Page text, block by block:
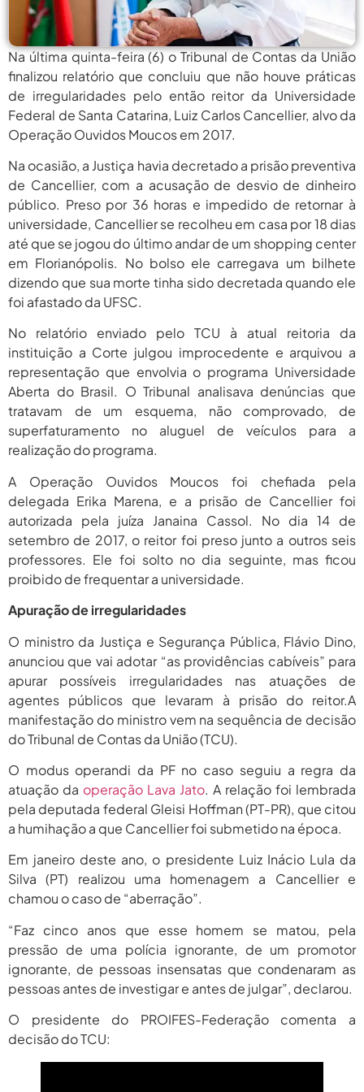
PROIFES Celebra Os 58 Anos Da
APUB...
MEC Autoriza 937 Novos Cargos Em
Institutos Federais...
agosto 6,
2026
Balanço Da 78ª SBPC: Na Primeira
Participação, PROIFES...
agosto
6, 2026
Profissionais De...
2026
PROIFES Celebra Os 58 Anos Da
APUB...
agosto 6,
2026
MEC Autoriza 937 Novos Cargos Em
Institutos Federais...
agosto 6,
2026
Balanço Da 78ª SBPC: Na Primeira
Participação, PROIFES...
6 De Agosto: Dia Nacional Dos
Profissionais De...
2026
PROIFES Celebra Os 58 Anos Da
APUB...
agosto 6,
2026
MEC Autoriza 937 Novos Cargos Em
Institutos Federais...
Na última quinta-feira (6) o Tribunal de Contas da União
finalizou relatório que concluiu que não houve práticas
de irregularidades pelo então reitor da Universidade
Federal de Santa Catarina, Luiz Carlos Cancellier, alvo da
Operação Ouvidos Moucos em 2017.
Na ocasião, a Justiça havia decretado a prisão preventiva
de Cancellier, com a acusação de desvio de dinheiro
público. Preso por 36 horas e impedido de retornar à
universidade, Cancellier se recolheu em casa por 18 dias
até que se jogou do último andar de um shopping center
em Florianópolis. No bolso ele carregava um bilhete
dizendo que sua morte tinha sido decretada quando ele
foi afastado da UFSC.
No relatório enviado pelo TCU à atual reitoria da
instituição a Corte julgou improcedente e arquivou a
representação que envolvia o programa Universidade
Aberta do Brasil. O Tribunal analisava denúncias que
tratavam de um esquema, não comprovado, de
superfaturamento no aluguel de veículos para a
realização do programa.
A Operação Ouvidos Moucos foi chefiada pela
delegada Erika Marena, e a prisão de Cancellier foi
autorizada pela juíza Janaina Cassol. No dia 14 de
setembro de 2017, o reitor foi preso junto a outros seis
professores. Ele foi solto no dia seguinte, mas ficou
proibido de frequentar a universidade.
Apuração de irregularidades
O ministro da Justiça e Segurança Pública, Flávio Dino,
anunciou que vai adotar “as providências cabíveis” para
apurar possíveis irregularidades nas atuações de
agentes públicos que levaram à prisão do reitor.A
manifestação do ministro vem na sequência de decisão
do Tribunal de Contas da União (TCU).
O modus operandi da PF no caso seguiu a regra da
atuação da operação Lava Jato. A relação foi lembrada
pela deputada federal Gleisi Hoffman (PT-PR), que citou
a humihação a que Cancellier foi submetido na época.
Em janeiro deste ano, o presidente Luiz Inácio Lula da
Silva (PT) realizou uma homenagem a Cancellier e
chamou o caso de “aberração”.
“Faz cinco anos que esse homem se matou, pela
pressão de uma polícia ignorante, de um promotor
ignorante, de pessoas insensatas que condenaram as
pessoas antes de investigar e antes de julgar”, declarou.
O presidente do PROIFES-Federação comenta a
decisão do TCU: